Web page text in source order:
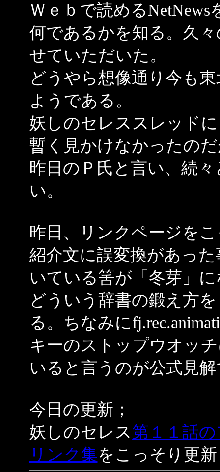
Ｗｅｂで読める
何であるかを知る。久
せていただいた。
どうやら想像通り今も
ようである。
妖しのセレススレッド
暫く見かけなかったの
昨日のＰ氏と言い、続
い。
昨日、リンクページを
紹介文に誤変換があっ
いている筈が「冬芽」
どういう辞書の鍛え方
る。ちなみに
キーのストップウオッ
いると言うのが公式見
今日の更新；
妖しのセレス第１１話
リンク集をこっそり更新